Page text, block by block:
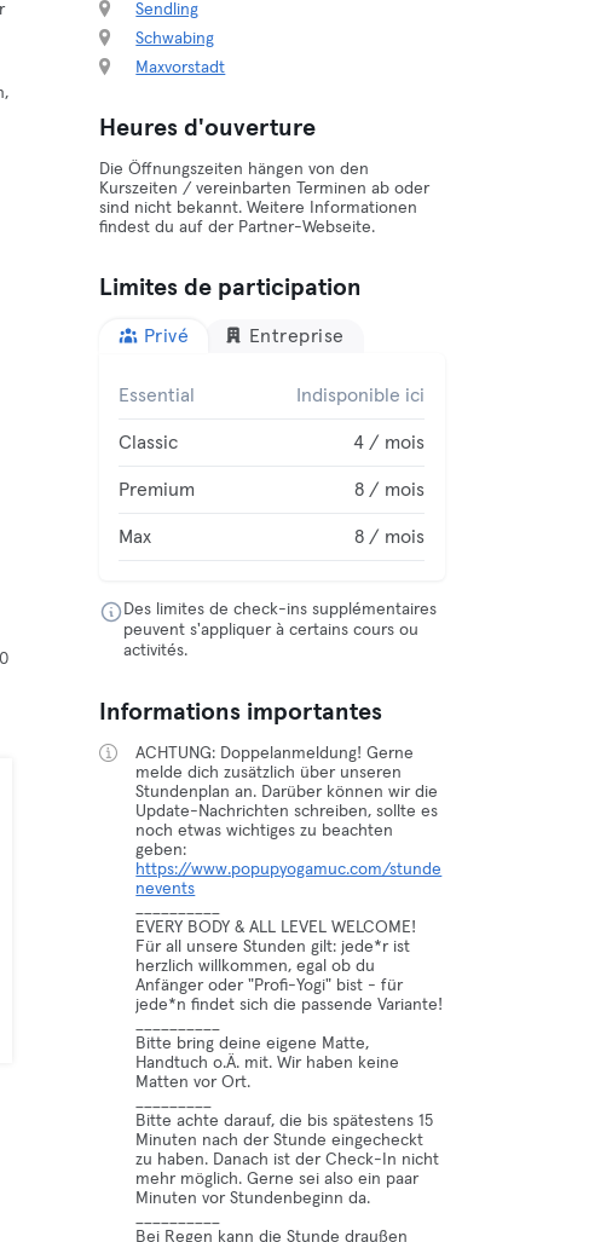
Sendling
Schwabing
Maxvorstadt
Heures d'ouverture
Die Öffnungszeiten hängen von den
Kurszeiten / vereinbarten Terminen ab oder
sind nicht bekannt. Weitere Informationen
findest du auf der Partner-Webseite.
Limites de participation
Privé Entreprise
Essential Indisponible ici
Classic 4 / mois
Premium 8 / mois
Max 8 / mois
Des limites de check-ins supplémentaires
peuvent s'appliquer à certains cours ou
activités.
Informations importantes
ACHTUNG: Doppelanmeldung! Gerne
melde dich zusätzlich über unseren
Stundenplan an. Darüber können wir die
Update-Nachrichten schreiben, sollte es
noch etwas wichtiges zu beachten
geben:
https://www.popupyogamuc.com/stunde
nevents
EVERY BODY & ALL LEVEL WELCOME!
Für all unsere Stunden gilt: jede*r ist
herzlich willkommen, egal ob du
Anfänger oder "Profi-Yogi" bist - für
jede*n findet sich die passende Variante!
Bitte bring deine eigene Matte,
Handtuch o.Ä. mit. Wir haben keine
Matten vor Ort.
Bitte achte darauf, die bis spätestens 15
Minuten nach der Stunde eingecheckt
zu haben. Danach ist der Check-In nicht
mehr möglich. Gerne sei also ein paar
Minuten vor Stundenbeginn da.
Bei Regen kann die Stunde draußen